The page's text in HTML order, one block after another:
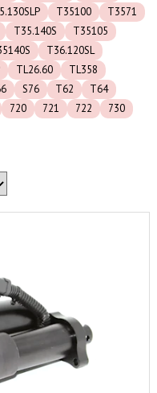
T35100
T3571
T35.140S
T35105
T36.120SL
TL26.60
TL358
S76 T62
T64
720 721 722
730